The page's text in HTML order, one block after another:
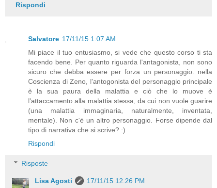
Rispondi
Salvatore 17/11/15 1:07 AM
Mi piace il tuo entusiasmo, si vede che questo corso ti sta
facendo bene. Per quanto riguarda l'antagonista, non sono
sicuro che debba essere per forza un personaggio: nella
Coscienza di Zeno, l'antogonista del personaggio principale
è la sua paura della malattia e ciò che lo muove è
l'attaccamento alla malattia stessa, da cui non vuole guarire
(una malattia immaginaria, naturalmente, inventata,
mentale). Non c'è un altro personaggio. Forse dipende dal
tipo di narrativa che si scrive? :)
Rispondi
Risposte
Lisa Agosti
17/11/15 12:26 PM